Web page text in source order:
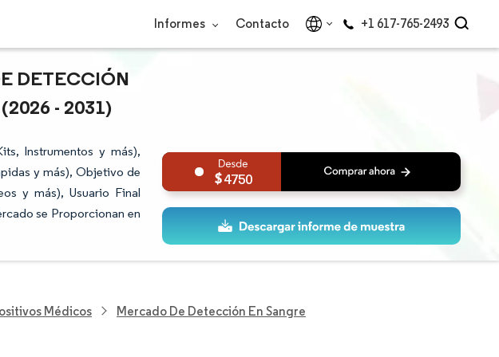
Informes Contacto +1 617-765-2493
DETECCIÓN
- 2031)
Instrumentos y más),
y más), Objetivo de
y más), Usuario Final
se Proporcionan en
4750
Médicos Mercado De Detección En Sangre